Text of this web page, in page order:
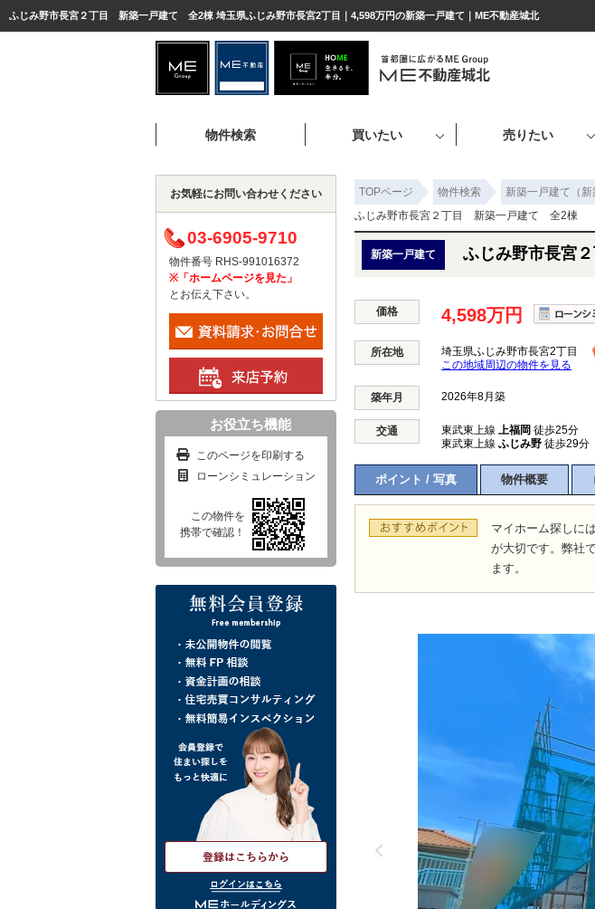
ふじみ野市長宮２丁目 新築一戸建て 全2棟 埼玉県ふじみ野市長宮2丁目｜4,598万円の新築一戸建て｜ME不動産城北
物件検索 買いたい 売りたい
TOPページ 物件検索 新築一戸建て（新
ふじみ野市長宮２丁目 新築一戸建て 全2棟
新築一戸建て ふじみ野市長宮
価格 4,598万円
所在地 埼玉県ふじみ野市長宮2丁目
この地域周辺の物件を見る
築年月 2026年8月築
交通 東武東上線 上福岡 徒歩25分
東武東上線 ふじみ野 徒歩29分
ポイント / 写真 物件概要
マイホーム探しに
が大切です。弊社
ます。
お気軽にお問い合わせください
03-6905-9710
物件番号 RHS-991016372
※「ホームページを見た」
とお伝え下さい。
お役立ち機能
このページを印刷する
ローンシミュレーション
この物件を
携帯で確認！
ログインはこちら